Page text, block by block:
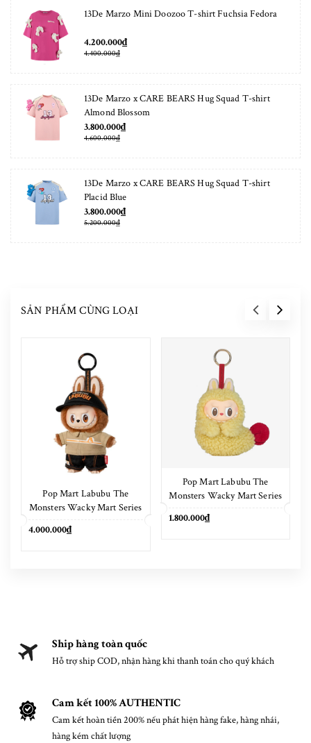
13De Marzo Mini Doozoo T-shirt Fuchsia Fedora
4.200.000₫
4.400.000₫
13De Marzo x CARE BEARS Hug Squad T-shirt
Almond Blossom
3.800.000₫
4.600.000₫
13De Marzo x CARE BEARS Hug Squad T-shirt
Placid Blue
3.800.000₫
5.200.000₫
SẢN PHẨM CÙNG LOẠI
Pop Mart Labubu The
Monsters Wacky Mart Series
4.000.000₫
Pop Mart Labubu The
Monsters Wacky Mart Series
1.800.000₫
Ship hàng toàn quốc
Hỗ trợ ship COD, nhận hàng khi thanh toán cho quý khách
Cam kết 100% AUTHENTIC
Cam kết hoàn tiền 200% nếu phát hiện hàng fake, hàng nhái,
hàng kém chất lượng